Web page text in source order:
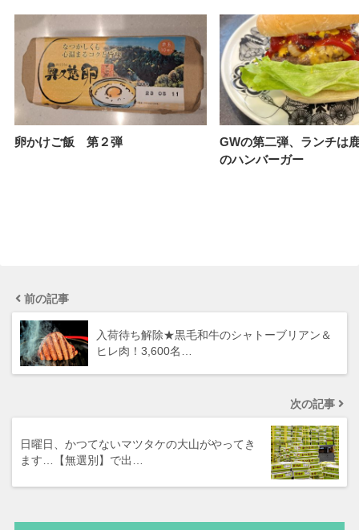
卵かけご飯 第２弾
GWの第二弾、ランチは
のハンバーガー
前の記事
入荷待ち解除★黒毛和牛のシャトーブリアン＆
ヒレ肉！3,600名…
次の記事
日曜日、かつてないマツタケの大山がやってき
ます…【無選別】で出…